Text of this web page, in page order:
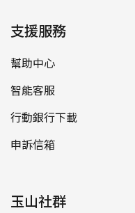
支援服務
幫助中心
智能客服
行動銀行下載
申訴信箱
玉山社群